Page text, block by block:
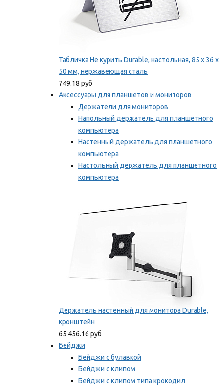
Табличка Не курить Durable, настольная, 85 x 36 x
50 мм, нержавеющая сталь
749.18 руб
Аксессуары для планшетов и мониторов
Держатели для мониторов
Напольный держатель для планшетного
компьютера
Настенный держатель для планшетного
компьютера
Настольный держатель для планшетного
компьютера
Держатель настенный для монитора Durable,
кронштейн
65 456.16 руб
Бейджи
Бейджи с булавкой
Бейджи с клипом
Бейджи с клипом типа крокодил